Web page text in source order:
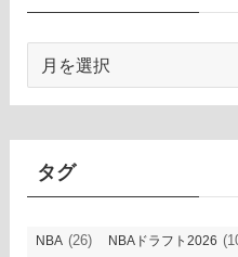
カ
イ
タグ
NBA (26) NBAドラフト2026